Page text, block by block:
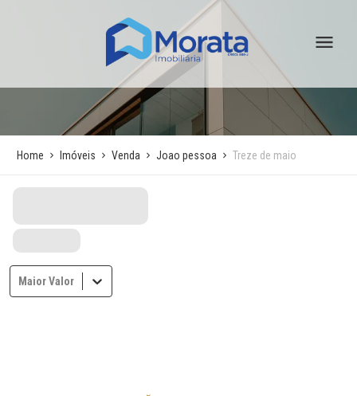
Home Imóveis Venda Joao pessoa Treze de maio
Maior Valor